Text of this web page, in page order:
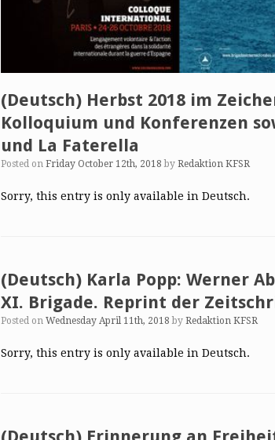
(Deutsch) Herbst 2018 im
Kolloquium und Konferenzen
und La Faterella
Posted on Friday October 12th, 2018 by Redaktion KFSR
Sorry, this entry is only available in Deutsch.
(Deutsch) Karla Popp: Werner
XI. Brigade. Reprint der
Posted on Wednesday April 11th, 2018 by Redaktion KFSR
Sorry, this entry is only available in Deutsch.